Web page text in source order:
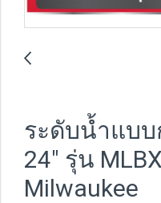
ระดับน้ำแบบ
24" รุ่น
Milwaukee